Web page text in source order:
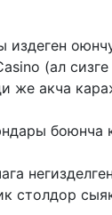
(ал
же акча
боюнча
столдор